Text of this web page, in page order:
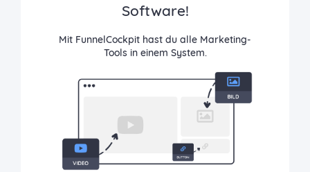
Software!
Mit FunnelCockpit hast du alle Marketing-
Tools in einem System.